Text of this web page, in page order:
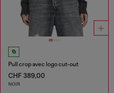
Pull crop avec logo cut-out
CHF 389,00
NOIR